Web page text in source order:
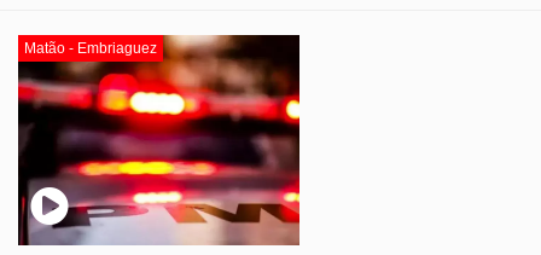
Matão - Embriaguez